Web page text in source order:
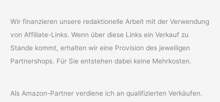
Wir finanzieren unsere redaktionelle Arbeit mit der Verwendung
von Affiliate-Links. Wenn über diese Links ein Verkauf zu
Stande kommt, erhalten wir eine Provision des jeweiligen
Partnershops. Für Sie entstehen dabei keine Mehrkosten.
Als Amazon-Partner verdiene ich an qualifizierten Verkäufen.